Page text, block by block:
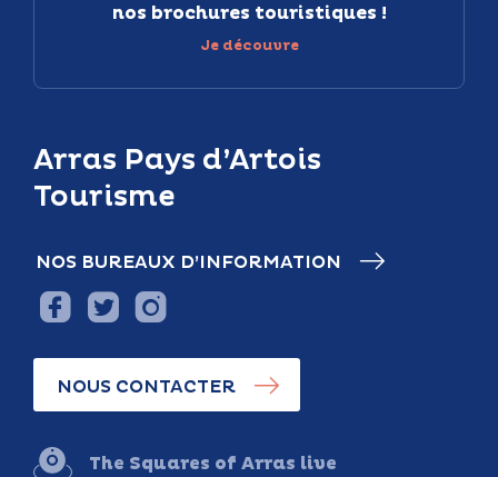
Arras Pays d’Artois
Tourisme
NOS BUREAUX D’INFORMATION
NOUS CONTACTER
The Squares of Arras live
nos brochures touristiques !
Je découvre